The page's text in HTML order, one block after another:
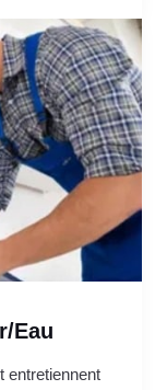
Eau
entretiennent